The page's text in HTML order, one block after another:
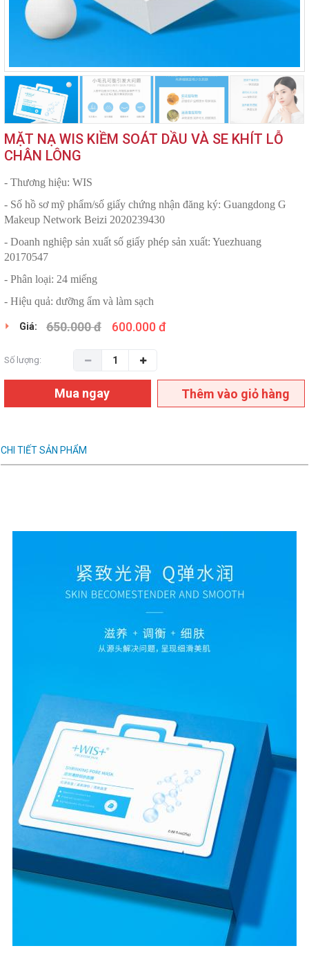
MẶT NẠ WIS KIỀM SOÁT DẦU VÀ SE KHÍT LỖ
CHÂN LÔNG
- Thương hiệu: WIS
- Số hồ sơ mỹ phẩm/số giấy chứng nhận đăng ký: Guangdong G
Makeup Network Beizi 2020239430
- Doanh nghiệp sản xuất số giấy phép sản xuất: Yuezhuang
20170547
- Phân loại: 24 miếng
- Hiệu quả: dưỡng ẩm và làm sạch
Giá: 650.000 đ 600.000 đ
Số lượng:
Mua ngay Thêm vào giỏ hàng
CHI TIẾT SẢN PHẨM